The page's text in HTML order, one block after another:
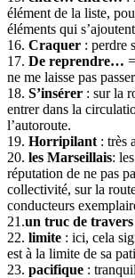
élément de la liste,
éléments qui
16. Craquer : perdre
17. De reprendre…
ne me laisse pas
18. S’insérer : sur la
entrer dans la
l’autoroute.
19. Horripilant : très
20. les Marseillais:
réputation de ne pas
collectivité, sur la
conducteurs
21.un truc de travers
22. limite : ici, cela
est à la limite de sa
23. pacifique :